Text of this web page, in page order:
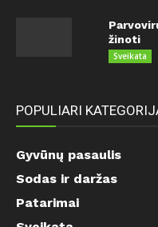
žinoti
Sveikata
POPULIARI
Gyvūnų pasaulis
Sodas ir daržas
Patarimai